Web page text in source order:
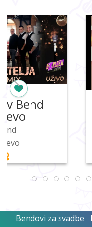
Zorana
Detaljnije
Bendovi za svadbe